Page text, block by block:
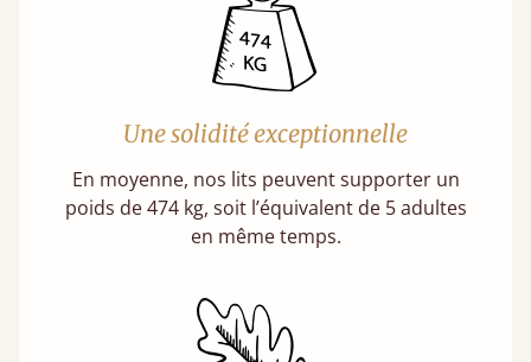
Une solidité exceptionnelle
En moyenne, nos lits peuvent supporter un
poids de 474 kg, soit l’équivalent de 5 adultes
en même temps.